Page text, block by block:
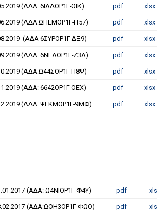
(ΑΔΑ: 6ΙΛΔΟΡ1Γ-ΟΙΚ) pdf xlsx
(ΑΔΑ:ΩΠΕΜΟΡ1Γ-Η57) pdf xlsx
(ΑΔΑ 6ΣΥΡΟΡ1Γ-ΔΞ9) pdf xlsx
(ΑΔΑ: 6ΝΕΑΟΡ1Γ-Ζ3Λ) pdf xlsx
(ΑΔΑ:Ω44ΣΟΡ1Γ-Π8Ψ) pdf xlsx
(ΑΔΑ: 6642ΟΡ1Γ-ΟΕΧ) pdf xlsx
(ΑΔΑ: ΨΕΚΜΟΡ1Γ-9ΜΦ) pdf xlsx
(ΑΔΑ: Ω4ΝΙΟΡ1Γ-Φ4Υ) pdf
(ΑΔΑ:ΩΟΗ3ΟΡ1Γ-ΦΩΟ) pdf